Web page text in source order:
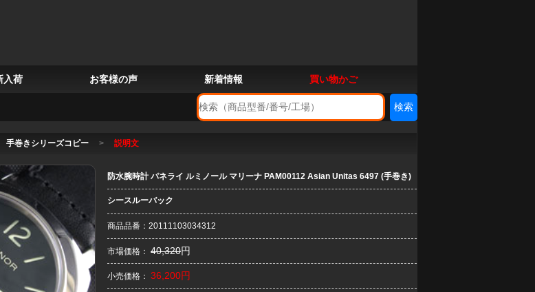
入荷 お客様の声 新着情報 買い物かご
手巻きシリーズコピー > 説明文
防水腕時計 パネライ ルミノール マリーナ PAM00112 Asian Unitas 6497 (手巻き)
シースルーバック
商品品番：20111103034312
市場価格： 40,320円
小売価格： 36,200円